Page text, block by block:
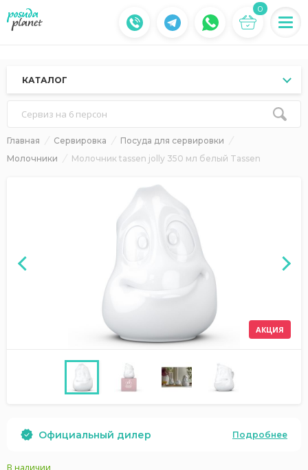
0
КАТАЛОГ
Сервиз на 6 персон
Главная Сервировка
Посуда для сервировки
Молочники
Молочник tassen jolly 350 мл белый Tassen
АКЦИЯ
Официальный дилер Подробнее
В наличии